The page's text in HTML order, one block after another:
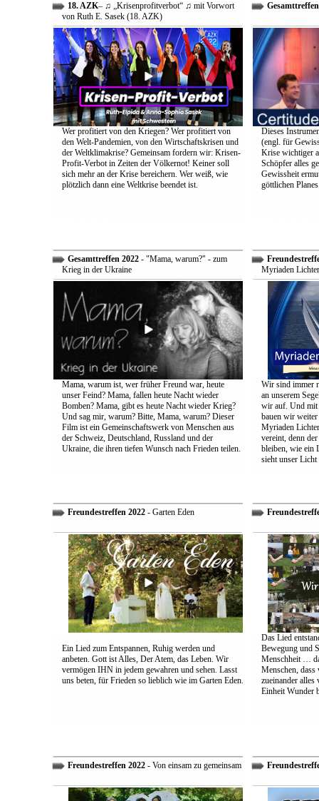
18. AZK– ♫ „Krisenprofitverbot“ ♫ mit Vorwort
von Ruth E. Sasek (18. AZK)
Wer profitiert von den Kriegen? Wer profitiert von
den Welt-Pandemien, von den Wirtschaftskrisen und
der Weltklimakrise? Gemeinsam fordern wir: Krisen-
Profit-Verbot in Zeiten der Völkernot! Keiner soll
sich mehr an der Krise bereichern. Wer weiß, wie
plötzlich dann eine Weltkrise beendet ist.
Dieses
(engl. für
Krise wichtiger
Schöpfer alles
Gewissheit
göttlichen
Gesamttreffen 2022- "Mama, warum?" - zum
Krieg in der Ukraine
Mama, warum ist, wer früher Freund war, heute
unser Feind? Mama, fallen heute Nacht wieder
Bomben? Mama, gibt es heute Nacht wieder Krieg?
Und sag mir, warum? Bitte, Mama, warum? Dieser
Film ist ein Gemeinschaftswerk von Menschen aus
der Schweiz, Deutschland, Russland und der
Ukraine, die ihren tiefen Wunsch nach Frieden teilen.
Myriaden
Wir sind immer
an unserem
wir auf. Und mit
bauen wir
Myriaden
vereint, denn
bleiben, wie ein
sieht unser
Freundestreffen 2022- Garten Eden
Ein Lied zum Entspannen, Ruhig werden und
anbeten. Gott ist Alles, Der Atem, das Leben. Wir
vermögen IHN in jedem gewahren und sehen. Lasst
uns beten, für Frieden so lieblich wie im Garten Eden.
Das Lied
Bewegung und
Menschheit …
Menschen,
zueinander alles
Einheit Wunder
Freundestreffen 2022- Von einsam zu gemeinsam